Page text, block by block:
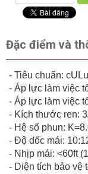
Đặc điểm và
- Tiêu chuẩn:
- Áp lực làm việc
- Áp lực làm việc
- Kích thước ren:
- Hệ số phun:
- Độ dốc mái:
- Nhịp mái: <60ft
- Diện tích bảo vệ